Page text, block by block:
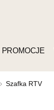
PROMOCJE
Szafka RTV